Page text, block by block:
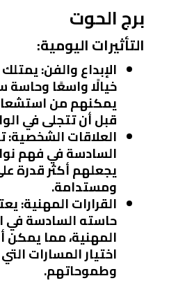
برج الحوت
التأثيرات اليومية:
الإبداع والفن:يمتلك
خيالًا واسعًا وحاسة
يمكنهم من استشعار
قبل أن تتجلى في
العلاقات الشخصية:
السادسة في فهم
يجعلهم أكثر قدرة
ومستدامة.
القرارات المهنية:
حاسته السادسة في
المهنية، مما
اختيار المسارات
وطموحاتهم.